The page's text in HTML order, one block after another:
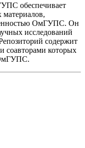
обеспечивает
ОмГУПС. Он
исследований
содержит
соавторами которых